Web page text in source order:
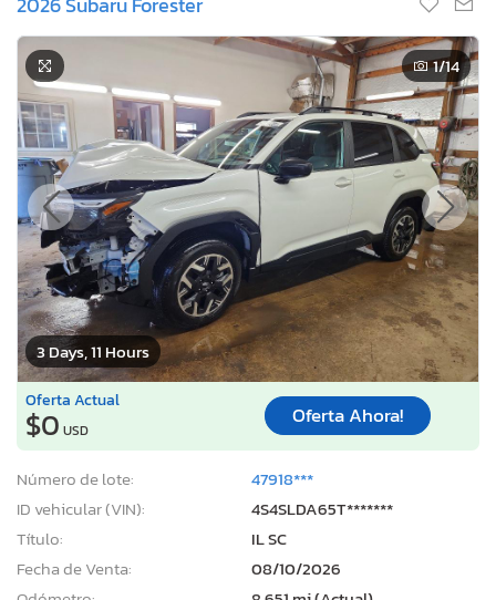
3 Days, 11 Hours
1/14
Oferta Actual
$0 USD
Oferta Ahora!
Número de lote:
47918***
ID vehicular (VIN):
4S4SLDA65T*******
Título:
IL SC
Fecha de Venta:
08/10/2026